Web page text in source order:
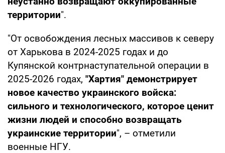
территории".
"От освобождения лесных массивов к северу
от Харькова в 2024-2025 годах и до
Купянской контрнаступательной операции в
2025-2026 годах, "Хартия" демонстрирует
новое качество украинского войска:
сильного и технологического, которое ценит
жизни людей и способно возвращать
украинские территории", – отметили
военные НГУ.